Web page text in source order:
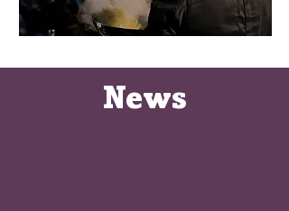
News